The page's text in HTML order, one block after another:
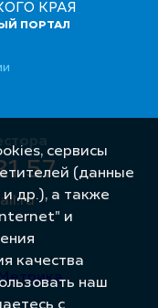
КРАЯ
ПОРТАЛ
57
сервисы
(данные
др.), а также
и
качества
наш